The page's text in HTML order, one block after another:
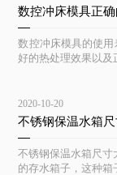
数控冲床模具正
数控冲床模具的使
好的热处理效果以及
2020-10-20
不锈钢保温水箱
不锈钢保温水箱尺寸
的存水箱子，这种